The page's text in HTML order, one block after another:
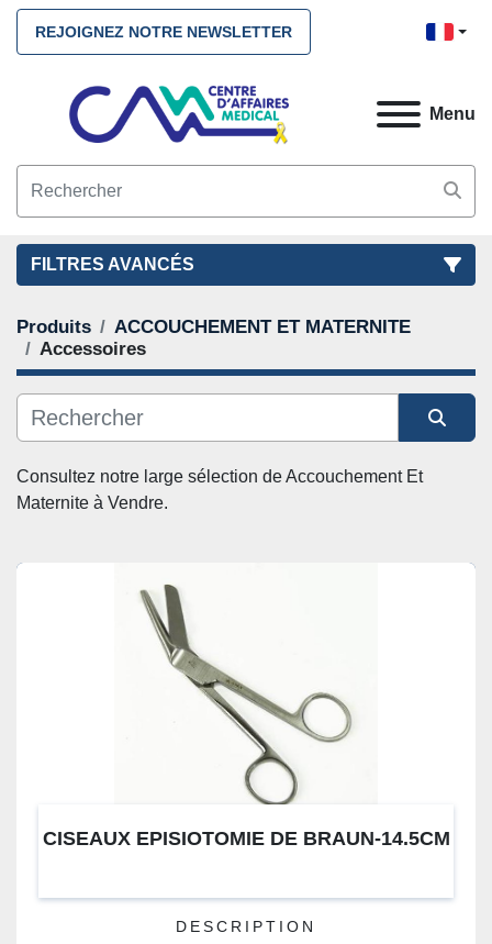
REJOIGNEZ NOTRE NEWSLETTER
Menu
FILTRES AVANCÉS
FILTRES (2) NETTOYEZ TOUS
Accessoires
CATÉGORIE
Produits
ACCOUCHEMENT ET MATERNITE
Accessoires
Trier par
Consultez notre large sélection de Accouchement Et
Maternite à Vendre.
CISEAUX EPISIOTOMIE DE BRAUN-14.5CM
DESCRIPTION